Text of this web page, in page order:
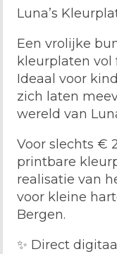
Luna’s
Een vrolijke
kleurplaten vol
Ideaal voor
zich laten
wereld van
Voor slechts €
printbare
realisatie van
voor kleine
Bergen.
✨ Direct